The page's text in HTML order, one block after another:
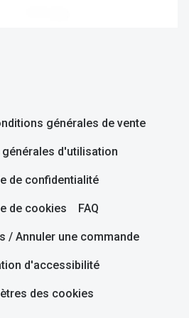
générales de vente
d'utilisation
de confidentialité
de cookies FAQ
/ Annuler une commande
d'accessibilité
des cookies